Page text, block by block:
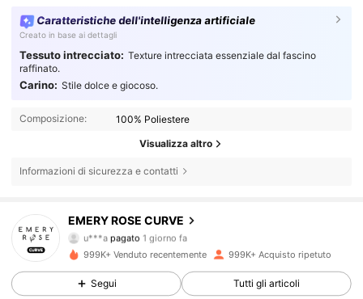
Caratteristiche dell'intelligenza artificiale
Creato in base ai dettagli
Tessuto intrecciato: Texture intrecciata essenziale dal fascino
raffinato.
Carino: Stile dolce e giocoso.
Composizione: 100% Poliestere
Visualizza altro
Informazioni di sicurezza e contatti
EMERY ROSE CURVE
4.81
1M Follower
u***apagato 1 giorno fa
p***h segue 10 minuti fa
999K+ Venduto recentemente 999K+ Acquisto ripetuto
Segui Tutti gli articoli